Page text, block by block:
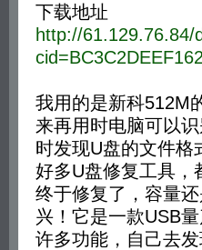
下载地址
http://61.129.76.84/
我用的是新科512M
来再用时电脑可以
时发现U盘的文件格
好多U盘修复工具，
终于修复了，容量
兴！它是一款USB
许多功能，自己去发